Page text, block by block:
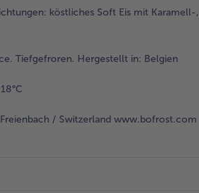
köstliches Soft Eis mit Karamell-,
Tiefgefroren. Hergestellt in: Belgien
/ Switzerland www.bofrost.com